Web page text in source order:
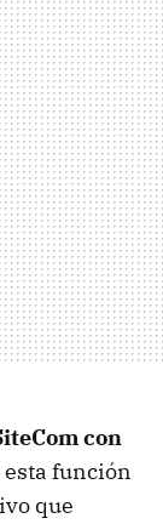
con
función
que